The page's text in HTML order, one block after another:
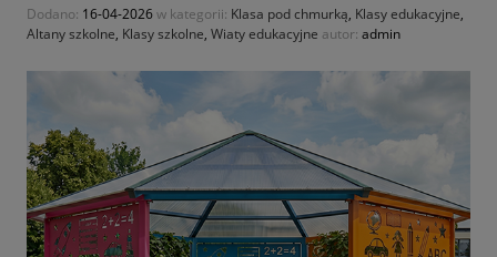
Dodano: 16-04-2026w kategorii: Klasa pod chmurką, Klasy edukacyjne,
Altany szkolne, Klasy szkolne, Wiaty edukacyjne autor: admin